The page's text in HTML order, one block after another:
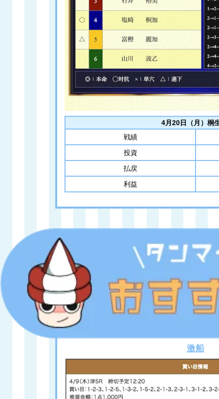
4月20日（月）桐
戦績
投資
払戻
利益
激船